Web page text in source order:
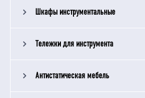
Шкафы инструментальные
Тележки для инструмента
Антистатическая мебель